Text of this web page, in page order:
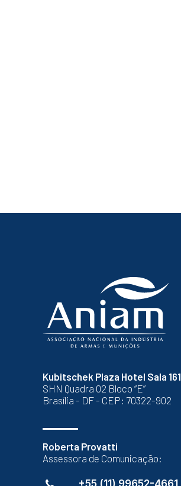
Kubitschek Plaza Hotel Sala 161
SHN Quadra 02 Bloco “E”
Brasília - DF - CEP: 70322-902
Roberta Provatti
Assessora de Comunicação:
+55 (11) 99652-4661